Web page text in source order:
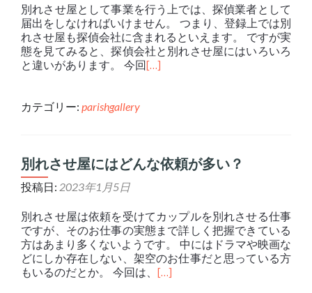
別れさせ屋として事業を行う上では、探偵業者として
届出をしなければいけません。 つまり、登録上では別
れさせ屋も探偵会社に含まれるといえます。 ですが実
態を見てみると、探偵会社と別れさせ屋にはいろいろ
と違いがあります。 今回[…]
カテゴリー: parishgallery
別れさせ屋にはどんな依頼が多い？
投稿日: 2023年1月5日
別れさせ屋は依頼を受けてカップルを別れさせる仕事
ですが、そのお仕事の実態まで詳しく把握できている
方はあまり多くないようです。 中にはドラマや映画な
どにしか存在しない、架空のお仕事だと思っている方
もいるのだとか。 今回は、 […]